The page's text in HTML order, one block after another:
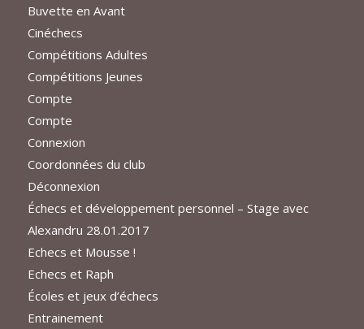
Buvette en Avant
Cinéchecs
Compétitions Adultes
Compétitions Jeunes
Compte
Compte
Connexion
Coordonnées du club
Déconnexion
Échecs et développement personnel – Stage avec
Alexandru 28.01.2017
Echecs et Mousse !
Echecs et Raph
Écoles et jeux d’échecs
Entrainement